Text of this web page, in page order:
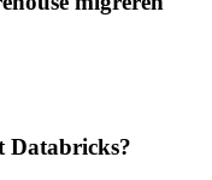
Databricks?